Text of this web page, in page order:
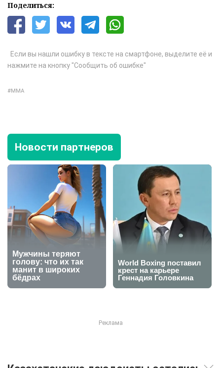
Поделиться:
Если вы нашли ошибку в тексте на смартфоне, выделите её и
нажмите на кнопку "Сообщить об ошибке"
ММА
Новости партнеров